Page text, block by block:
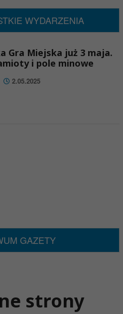
WYDARZENIA
Gra Miejska już 3 maja.
i pole minowe
2.05.2025
GAZETY
strony